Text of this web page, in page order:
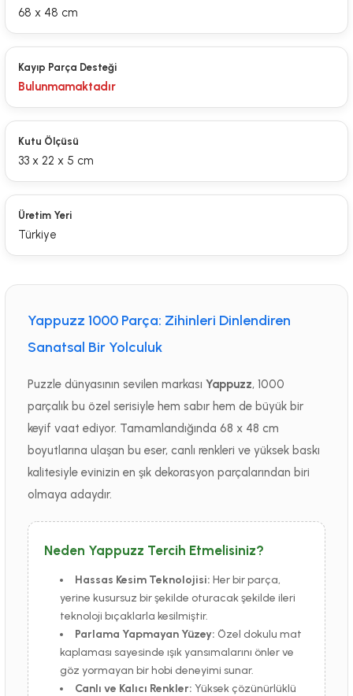
68 x 48 cm
Kayıp Parça Desteği
Bulunmamaktadır
Kutu Ölçüsü
33 x 22 x 5 cm
Üretim Yeri
Türkiye
Yappuzz 1000 Parça: Zihinleri Dinlendiren
Sanatsal Bir Yolculuk
Puzzle dünyasının sevilen markası Yappuzz, 1000
parçalık bu özel serisiyle hem sabır hem de büyük bir
keyif vaat ediyor. Tamamlandığında 68 x 48 cm
boyutlarına ulaşan bu eser, canlı renkleri ve yüksek baskı
kalitesiyle evinizin en şık dekorasyon parçalarından biri
olmaya adaydır.
Neden Yappuzz Tercih Etmelisiniz?
Hassas Kesim Teknolojisi: Her bir parça,
yerine kusursuz bir şekilde oturacak şekilde ileri
teknoloji bıçaklarla kesilmiştir.
Parlama Yapmayan Yüzey: Özel dokulu mat
kaplaması sayesinde ışık yansımalarını önler ve
göz yormayan bir hobi deneyimi sunar.
Canlı ve Kalıcı Renkler: Yüksek çözünürlüklü